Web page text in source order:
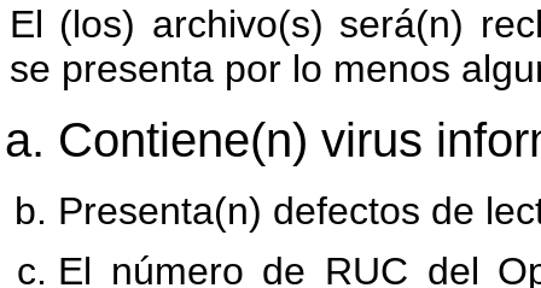
El (los) archivo(s) será(n)
se presenta por lo menos
Contiene(n) virus
Presenta(n) defectos de
El número de RUC del